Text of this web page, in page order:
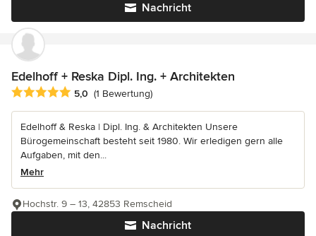
Nachricht
Edelhoff + Reska Dipl. Ing. + Architekten
Durchschnittliche Bewertung: 5 von 5 Sternen
5,0 (1 Bewertung)
Edelhoff & Reska | Dipl. Ing. & Architekten Unsere
Bürogemeinschaft besteht seit 1980. Wir erledigen gern alle
Aufgaben, mit den...
Mehr
Nachricht
Hochstr. 9 – 13, 42853 Remscheid